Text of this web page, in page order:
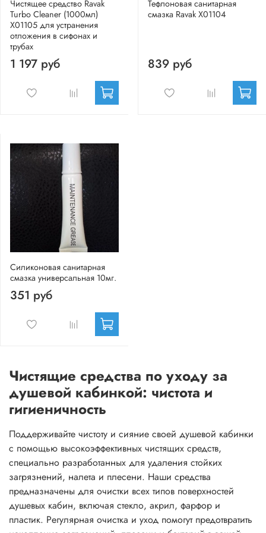
Чистящее средство Ravak
Turbo Cleaner (1000мл)
X01105 для устранения
отложения в сифонах и
трубах
1 197 руб
Тефлоновая санитарная
смазка Ravak X01104
839 руб
Силиконовая санитарная
смазка универсальная 10мг.
351 руб
Чистящие средства по уходу за
душевой кабинкой: чистота и
гигиеничность
Поддерживайте чистоту и сияние своей душевой кабинки
с помощью высокоэффективных чистящих средств,
специально разработанных для удаления стойких
загрязнений, налета и плесени. Наши средства
предназначены для очистки всех типов поверхностей
душевых кабин, включая стекло, акрил, фарфор и
пластик. Регулярная очистка и уход помогут предотвратить